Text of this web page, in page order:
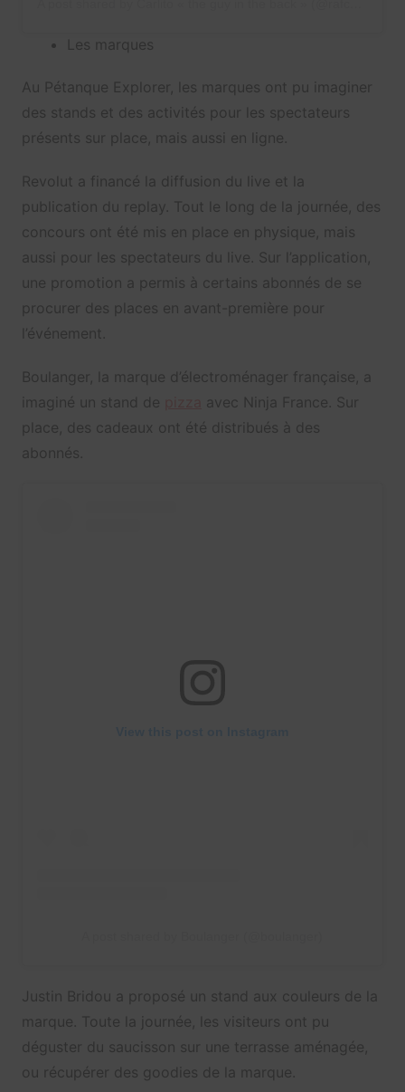
Les marques
Au Pétanque Explorer, les marques ont pu imaginer
des stands et des activités pour les spectateurs
présents sur place, mais aussi en ligne.
Revolut a financé la diffusion du live et la
publication du replay. Tout le long de la journée, des
concours ont été mis en place en physique, mais
aussi pour les spectateurs du live. Sur l’application,
une promotion a permis à certains abonnés de se
procurer des places en avant-première pour
l’événement.
Boulanger, la marque d’électroménager française, a
imaginé un stand de
avec Ninja France. Sur
place, des cadeaux ont été distribués à des
abonnés.
Justin Bridou a proposé un stand aux couleurs de la
marque. Toute la journée, les visiteurs ont pu
déguster du saucisson sur une terrasse aménagée,
ou récupérer des goodies de la marque.